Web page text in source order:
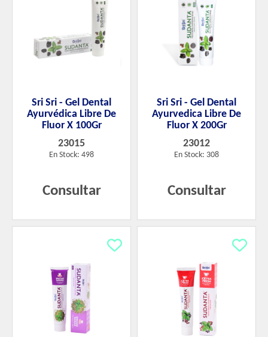
Sri Sri - Gel Dental
Ayurvédica Libre De
Fluor X 100Gr
23015
En Stock: 498
Consultar
Sri Sri - Gel Dental
Ayurvedica Libre De
Fluor X 200Gr
23012
En Stock: 308
Consultar